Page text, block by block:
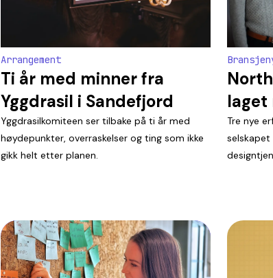
Arrangement
Ti år med minner fra
Yggdrasil i Sandefjord
Yggdrasilkomiteen ser tilbake på ti år med
høydepunkter, overraskelser og ting som ikke
gikk helt etter planen.
laget
Tre nye